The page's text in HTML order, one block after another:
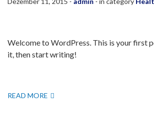
Welcome to WordPress. This is your first
it, then start writing!
READ MORE